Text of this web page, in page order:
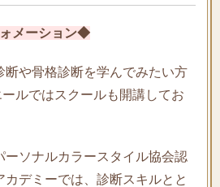
メーション◆
断や骨格診断を学んでみたい方
ルではスクールも開講してお
ーソナルカラースタイル協会認
デミーでは、診断スキルとと